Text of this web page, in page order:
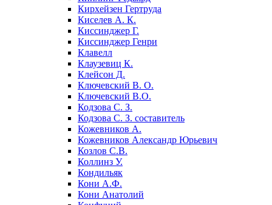
Кирхейзен Гертруда
Киселев А. К.
Киссинджер Г.
Киссинджер Генри
Клавелл
Клаузевиц К.
Клейсон Д.
Ключевский В. О.
Ключевский В.О.
Кодзова С. З.
Кодзова С. З. составитель
Кожевников А.
Кожевников Александр Юрьевич
Козлов С.В.
Коллинз У.
Кондильяк
Кони А.Ф.
Кони Анатолий